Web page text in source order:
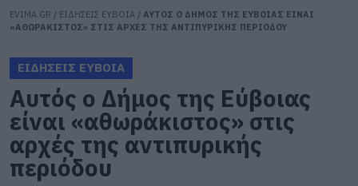
EVIMA.GR / ΕΙΔΗΣΕΙΣ ΕΥΒΟΙΑ / ΑΥΤΟΣ Ο ΔΗΜΟΣ ΤΗΣ ΕΥΒΟΙΑΣ ΕΙΝΑΙ
«ΑΘΩΡΑΚΙΣΤΟΣ» ΣΤΙΣ ΑΡΧΕΣ ΤΗΣ ΑΝΤΙΠΥΡΙΚΗΣ ΠΕΡΙΟΔΟΥ
ΕΙΔΗΣΕΙΣ ΕΥΒΟΙΑ
Αυτός ο Δήμος της Εύβοιας
είναι «αθωράκιστος» στις
αρχές της αντιπυρικής
περιόδου